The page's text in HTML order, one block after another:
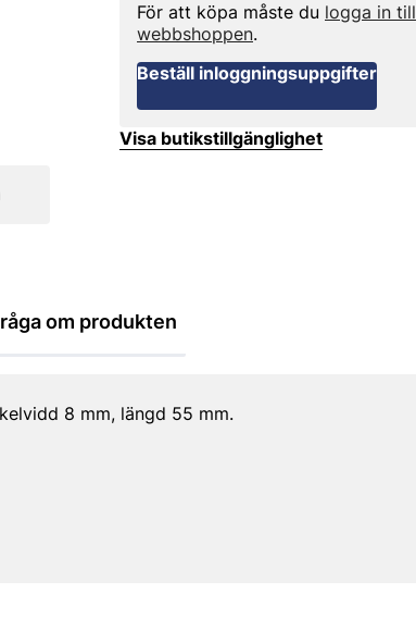
För att köpa måste du logga in till
webbshoppen.
Beställ inloggningsuppgifter
Visa butikstillgänglighet
om produkten
8 mm, längd 55 mm.